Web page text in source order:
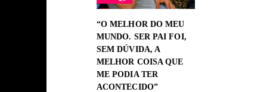
“O MELHOR DO MEU
MUNDO. SER PAI FOI,
SEM DÚVIDA, A
MELHOR COISA QUE
ME PODIA TER
ACONTECIDO”